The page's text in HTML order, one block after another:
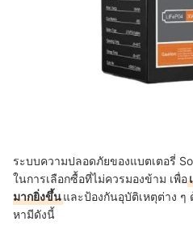
ระบบความปลอดภัยของแบตเตอรี่
ในการเลือกซื้อที่ไม่ควรมองข้าม เพื่อ
มากยิ่งขึ้นและป้องกันอุบัติเหตุต่าง
หามีดังนี้